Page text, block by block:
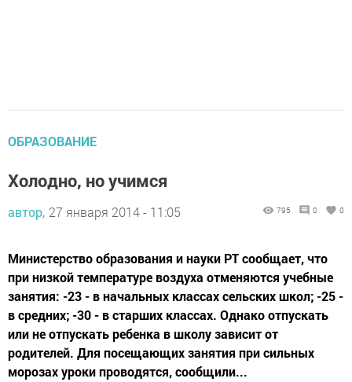
ОБРАЗОВАНИЕ
Холодно, но учимся
автор, 27 января 2014 - 11:05 795 0 0
Министерство образования и науки РТ сообщает, что
при низкой температуре воздуха отменяются учебные
занятия: -23 - в начальных классах сельских школ; -25 -
в средних; -30 - в старших классах. Однако отпускать
или не отпускать ребенка в школу зависит от
родителей. Для посещающих занятия при сильных
морозах уроки проводятся, сообщили...